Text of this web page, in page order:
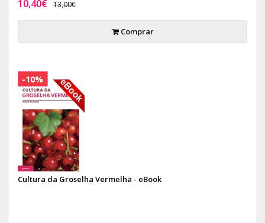
10,40€ 13,00€
Comprar
Cultura da Groselha Vermelha - eBook
-10%